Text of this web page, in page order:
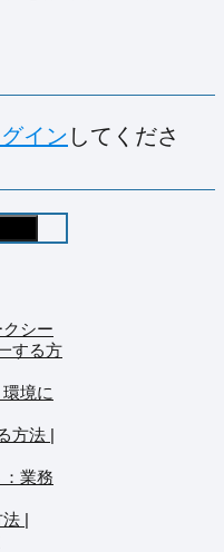
イン してくださ
シー
する方
境に
方法 |
業務
|